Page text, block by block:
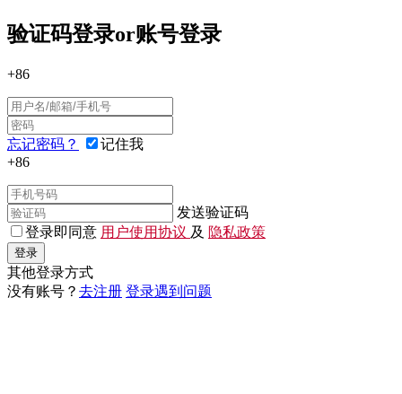
验证码登录or账号登录
+86
忘记密码？
记住我
+86
发送验证码
登录即同意 用户使用协议 及 隐私政策
登录
其他登录方式
没有账号？ 去注册 登录遇到问题